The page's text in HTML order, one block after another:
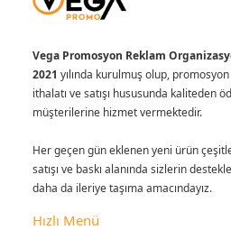
Vega Promosyon Reklam
2021 yılında kurulmuş olup,
ithalatı ve satışı hususunda kaliteden
müşterilerine hizmet vermektedir.
Her geçen gün eklenen yeni ürün
satışı ve baskı alanında sizlerin
daha da ileriye taşıma amacındayız.
Hızlı Menü